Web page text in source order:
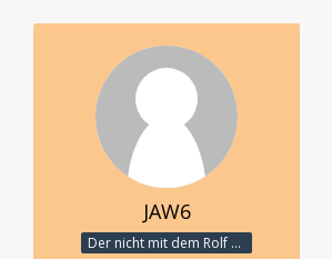
JAW6
Der nicht mit dem Rolf schranzt